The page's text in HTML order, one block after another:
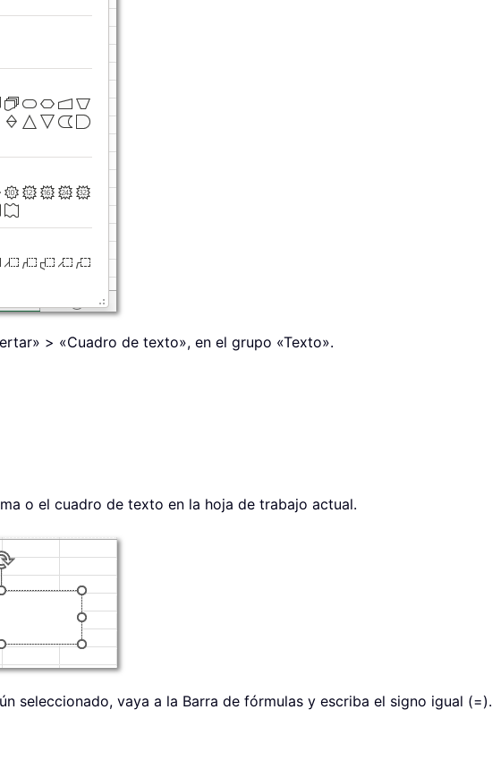
> «Cuadro de texto», en el grupo «Texto».
o el cuadro de texto en la hoja de trabajo actual.
seleccionado, vaya a la Barra de fórmulas y escriba el signo igual (=).